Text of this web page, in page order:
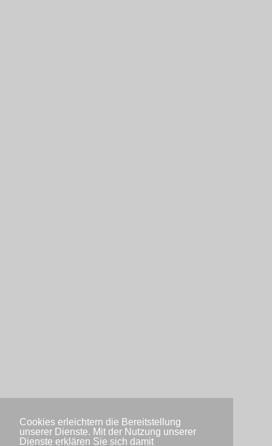
Cookies erleichtern die Bereitstellung
unserer Dienste. Mit der Nutzung unserer
Dienste erklären Sie sich damit